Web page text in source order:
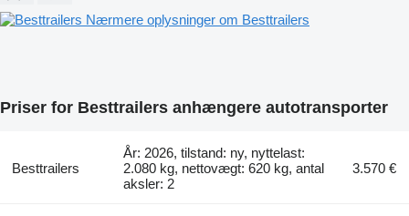
Nærmere oplysninger om Besttrailers
Priser for Besttrailers anhængere autotransporter
Besttrailers
År: 2026, tilstand: ny, nyttelast:
2.080 kg, nettovægt: 620 kg, antal
aksler: 2
3.570 €